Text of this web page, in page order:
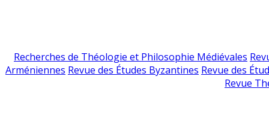
Recherches de Théologie et Philosophie Médiévales
Arméniennes Revue des Études Byzantines Revue des
Revue